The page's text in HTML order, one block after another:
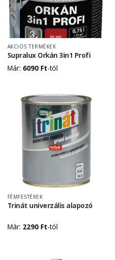
AKCIÓS TERMÉKEK
Supralux Orkán 3in1 Profi
Már: 6090 Ft-tól
FÉMFESTÉKEK
Trinát univerzális alapozó
Már: 2290 Ft-tól